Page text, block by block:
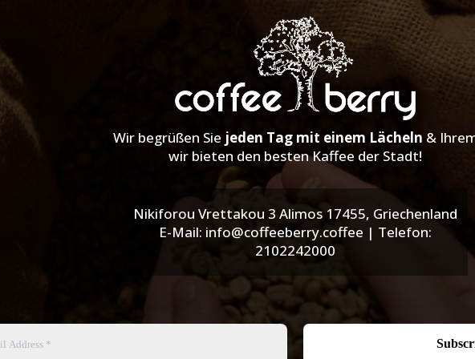
Wir begrüßen Sie jeden Tag mit einem Lächeln &
wir bieten den besten Kaffee der Stadt!
Nikiforou Vrettakou 3 Alimos 17455, Griechenland
E-Mail: info@coffeeberry.coffee | Telefon:
2102242000